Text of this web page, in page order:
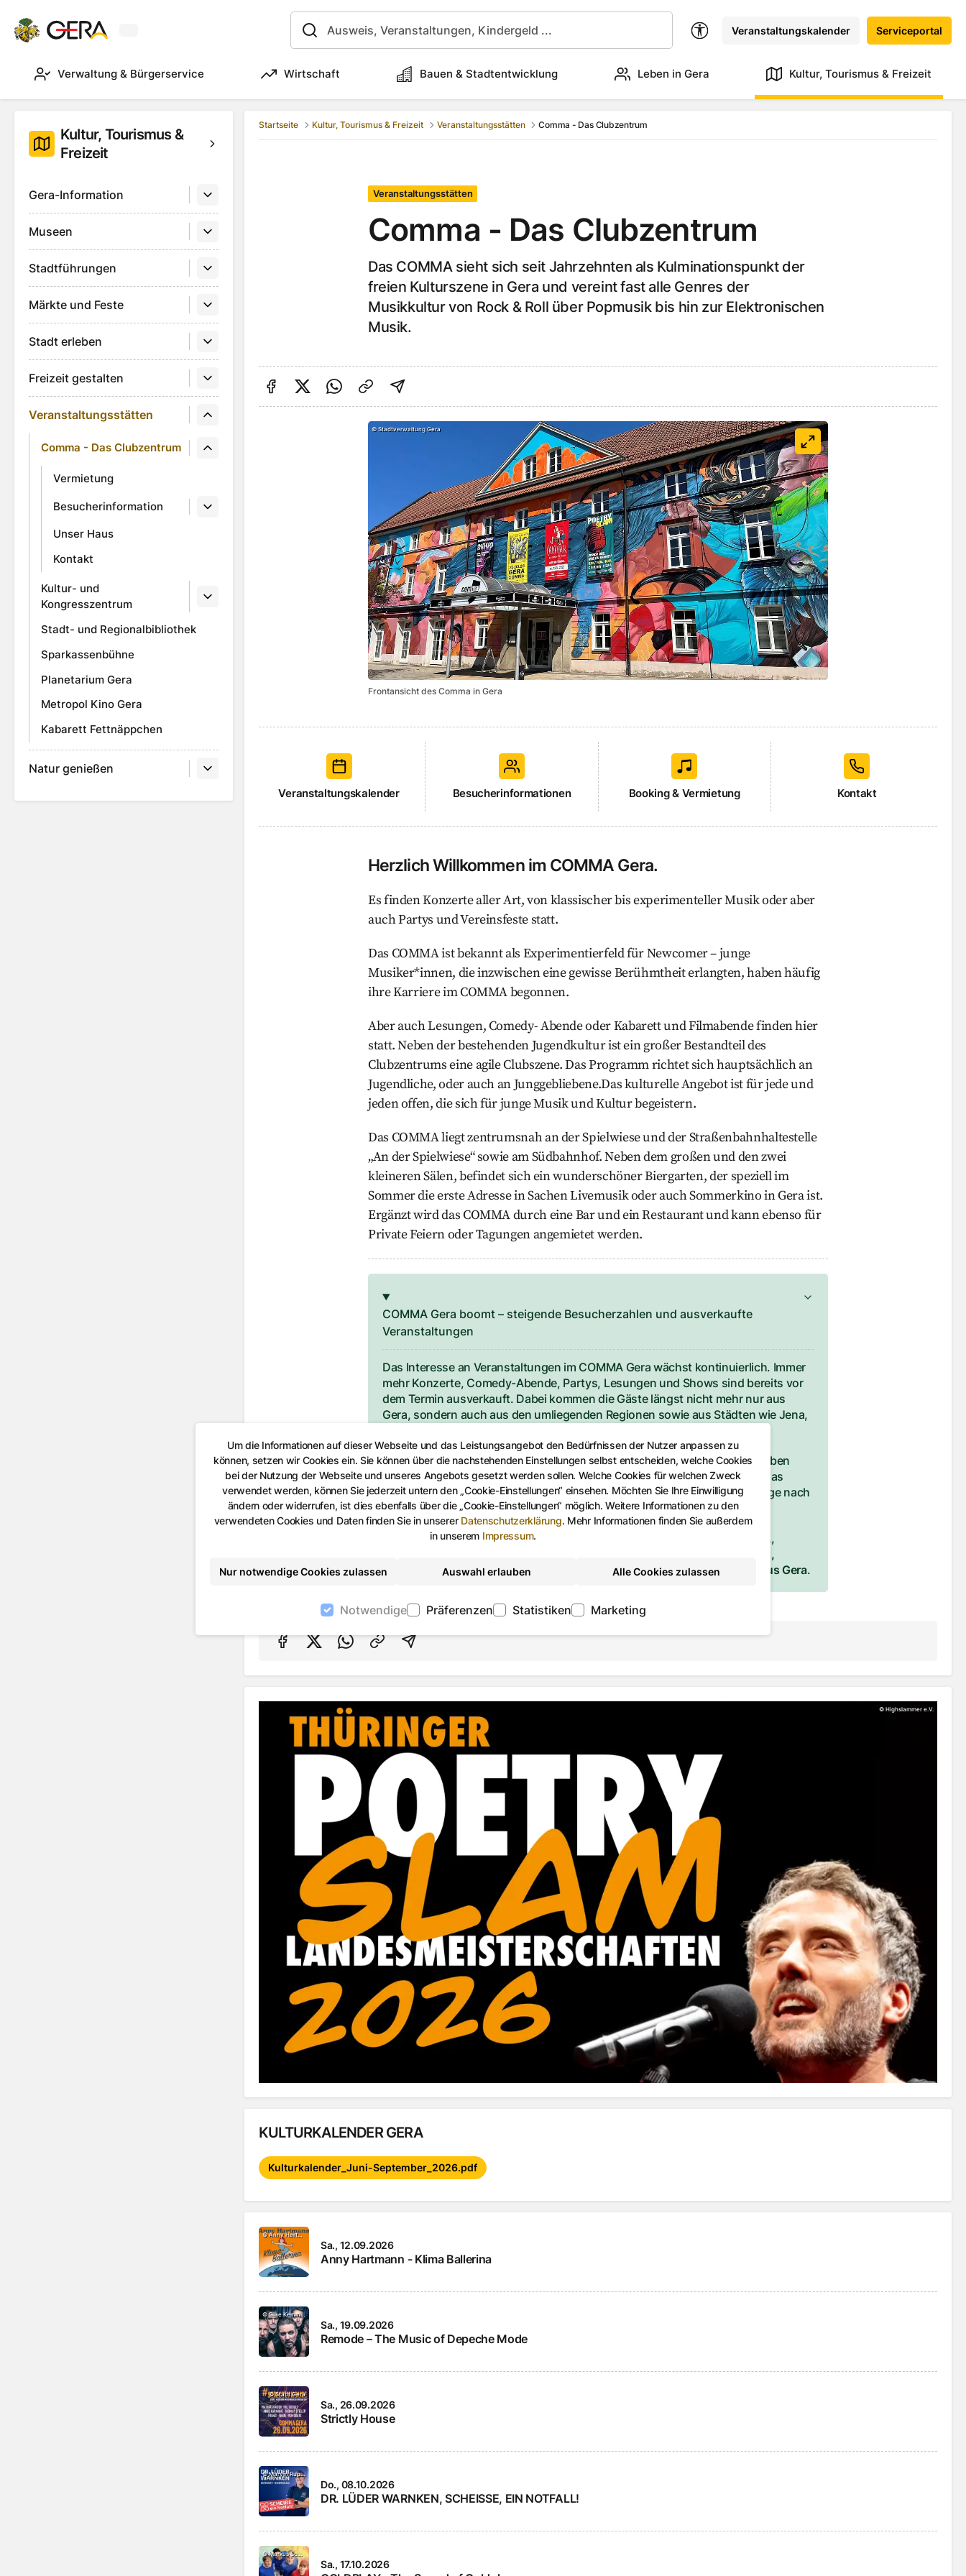
Um die Informationen auf dieser Webseite und das Leistungsangebot den Bedürfnissen der Nutzer anpassen zu
können, setzen wir Cookies ein. Sie können über die nachstehenden Einstellungen selbst entscheiden, welche Cookies
bei der Nutzung der Webseite und unseres Angebots gesetzt werden sollen. Welche Cookies für welchen Zweck
verwendet werden, können Sie jederzeit untern den „Cookie-Einstellungen“ einsehen. Möchten Sie Ihre Einwilligung
ändern oder widerrufen, ist dies ebenfalls über die „Cookie-Einstellungen“ möglich. Weitere Informationen zu den
verwendeten Cookies und Daten finden Sie in unserer Datenschutzerklärung. Mehr Informationen finden Sie außerdem
in unserem Impressum.
Nur notwendige Cookies zulassen Auswahl erlauben Alle Cookies zulassen
Notwendige Präferenzen Statistiken Marketing
Veranstaltungskalender Serviceportal
Verwaltung & Bürgerservice Wirtschaft Bauen & Stadtentwicklung Leben in Gera Kultur, Tourismus & Freizeit
Kultur, Tourismus &
Freizeit
Gera-Information
Museen
Stadtführungen
Märkte und Feste
Stadt erleben
Freizeit gestalten
Veranstaltungsstätten
Comma - Das Clubzentrum
Vermietung
Besucherinformation
Unser Haus
Kontakt
Kultur- und
Kongresszentrum
Stadt- und Regionalbibliothek
Sparkassenbühne
Planetarium Gera
Metropol Kino Gera
Kabarett Fettnäppchen
Natur genießen
Startseite Kultur, Tourismus & Freizeit Veranstaltungsstätten Comma - Das Clubzentrum
Veranstaltungsstätten
Comma - Das Clubzentrum
Das COMMA sieht sich seit Jahrzehnten als Kulminationspunkt der
freien Kulturszene in Gera und vereint fast alle Genres der
Musikkultur von Rock & Roll über Popmusik bis hin zur Elektronischen
Musik.
Auf Facebook teilen
Auf Twitter teilen
Per Link teilen
shareViaEmail
©Stadtverwaltung Gera
Frontansicht des Comma in Gera
Veranstaltungskalender Besucherinformationen Booking & Vermietung Kontakt
Herzlich Willkommen im COMMA Gera.
Es finden Konzerte aller Art, von klassischer bis experimenteller Musik oder aber
auch Partys und Vereinsfeste statt.
Das COMMA ist bekannt als Experimentierfeld für Newcomer – junge
Musiker*innen, die inzwischen eine gewisse Berühmtheit erlangten, haben häufig
ihre Karriere im COMMA begonnen.
Aber auch Lesungen, Comedy- Abende oder Kabarett und Filmabende finden hier
statt. Neben der bestehenden Jugendkultur ist ein großer Bestandteil des
Clubzentrums eine agile Clubszene. Das Programm richtet sich hauptsächlich an
Jugendliche, oder auch an Junggebliebene.Das kulturelle Angebot ist für jede und
jeden offen, die sich für junge Musik und Kultur begeistern.
Das COMMA liegt zentrumsnah an der Spielwiese und der Straßenbahnhaltestelle
„An der Spielwiese“ sowie am Südbahnhof. Neben dem großen und den zwei
kleineren Sälen, befindet sich ein wunderschöner Biergarten, der speziell im
Sommer die erste Adresse in Sachen Livemusik oder auch Sommerkino in Gera ist.
Ergänzt wird das COMMA durch eine Bar und ein Restaurant und kann ebenso für
Private Feiern oder Tagungen angemietet werden.
COMMA Gera boomt – steigende Besucherzahlen und ausverkaufte
Veranstaltungen
Das Interesse an Veranstaltungen im COMMA Gera wächst kontinuierlich. Immer
mehr Konzerte, Comedy-Abende, Partys, Lesungen und Shows sind bereits vor
dem Termin ausverkauft. Dabei kommen die Gäste längst nicht mehr nur aus
Gera, sondern auch aus den umliegenden Regionen sowie aus Städten wie Jena,
Die positive Entwicklung zeigt sich auch in den Besucherzahlen: Diese haben
sich von 2024 auf 2025 mit über12.000 Gästen nahezu verdoppelt. Für das
Team des COMMA ist das ein starkes Zeichen für die wachsende Nachfrage nach
kulturellen Angeboten in besonderer Atmosphäre abseits großer Arenen.
Da viele Veranstaltungen schnell ausverkauft sind, empfiehlt das COMMA,
Reservix,
Ticketshop Thüringen, Eventim
Gera-Informationoder dasPressehaus Gera.
© Highslammer e.V.
KULTURKALENDER GERA
Kulturkalender_Juni-September_2026.pdf
©Anny Hartmann
Sa., 12.09.2026
Anny Hartmann - Klima Ballerina
©Silke Kemmer
Sa., 19.09.2026
Remode – The Music of Depeche Mode
©Stadt Gera
Sa., 26.09.2026
Strictly House
©Marvin Ruppert
Do., 08.10.2026
DR. LÜDER WARNKEN, SCHEISSE, EIN NOTFALL!
©Markus Schmidt, Martin Werner GbR
Sa., 17.10.2026